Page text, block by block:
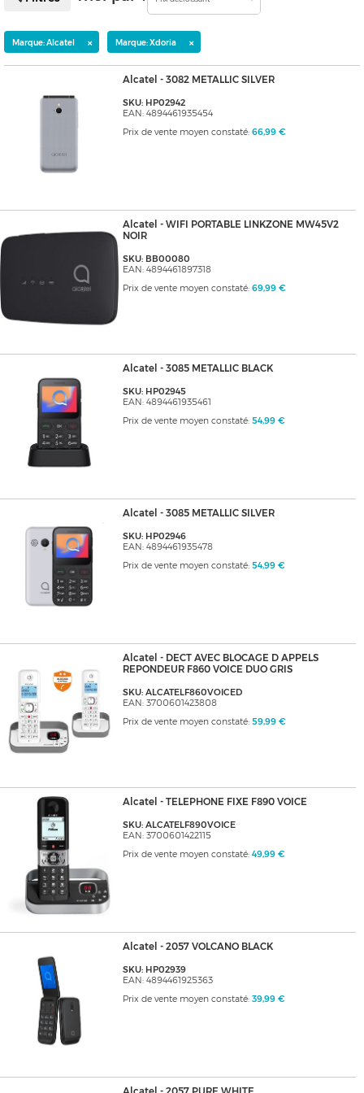
Marque: Alcatel × Marque: Xdoria ×
Alcatel - 3082 METALLIC SILVER
SKU: HP02942
EAN: 4894461935454
Prix de vente moyen constaté: 66,99 €
Alcatel - WIFI PORTABLE LINKZONE MW45V2
NOIR
SKU: BB00080
EAN: 4894461897318
Prix de vente moyen constaté: 69,99 €
Alcatel - 3085 METALLIC BLACK
SKU: HP02945
EAN: 4894461935461
Prix de vente moyen constaté: 54,99 €
Alcatel - 3085 METALLIC SILVER
SKU: HP02946
EAN: 4894461935478
Prix de vente moyen constaté: 54,99 €
Alcatel - DECT AVEC BLOCAGE D APPELS
REPONDEUR F860 VOICE DUO GRIS
SKU: ALCATELF860VOICED
EAN: 3700601423808
Prix de vente moyen constaté: 59,99 €
Alcatel - TELEPHONE FIXE F890 VOICE
SKU: ALCATELF890VOICE
EAN: 3700601422115
Prix de vente moyen constaté: 49,99 €
Alcatel - 2057 VOLCANO BLACK
SKU: HP02939
EAN: 4894461925363
Prix de vente moyen constaté: 39,99 €